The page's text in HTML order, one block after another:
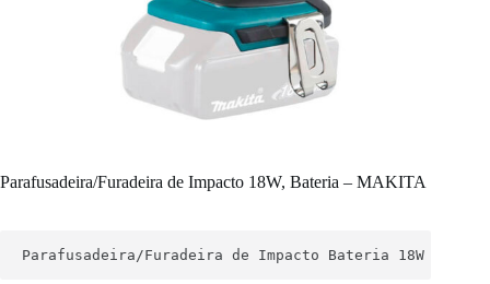
Parafusadeira/Furadeira de Impacto 18W, Bateria – MAKITA
Parafusadeira/Furadeira de Impacto Bateria 18W